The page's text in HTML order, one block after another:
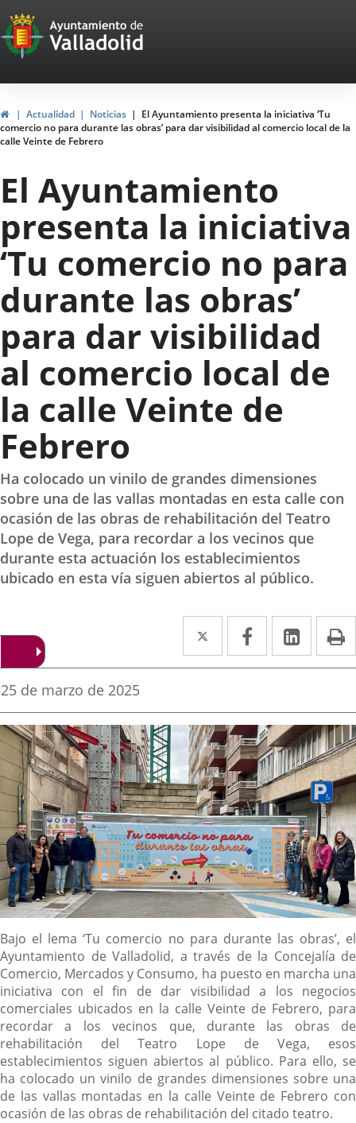
Portal
Web
del
Ayuntamiento
de
Valladolid
HomeActualidad Noticias
El Ayuntamiento presenta la iniciativa ‘Tu
comercio no para durante las obras’ para dar visibilidad al comercio local de la
calle Veinte de Febrero
El Ayuntamiento
presenta la iniciativa
‘Tu comercio no para
durante las obras’
para dar visibilidad
al comercio local de
la calle Veinte de
Febrero
Ha colocado un vinilo de grandes dimensiones
sobre una de las vallas montadas en esta calle con
ocasión de las obras de rehabilitación del Teatro
Lope de Vega, para recordar a los vecinos que
durante esta actuación los establecimientos
ubicado en esta vía siguen abiertos al público.
Twitter
Enlace
a
aplicación
externa.
Facebook
Enlace
a
aplicación
externa.
Enlace
a
Fecha
la
noticia
25 de marzo de 2025
Descripción
Bajo el lema ‘Tu comercio no para durante las obras’, el
Ayuntamiento de Valladolid, a través de la Concejalía de
Comercio, Mercados y Consumo, ha puesto en marcha una
iniciativa con el fin de dar visibilidad a los negocios
comerciales ubicados en la calle Veinte de Febrero, para
recordar a los vecinos que, durante las obras de
rehabilitación del Teatro Lope de Vega, esos
establecimientos siguen abiertos al público. Para ello, se
ha colocado un vinilo de grandes dimensiones sobre una
de las vallas montadas en la calle Veinte de Febrero con
ocasión de las obras de rehabilitación del citado teatro.